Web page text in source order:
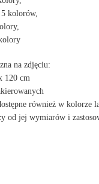
5 kolorów,
na zdjęciu:
120 cm
również w kolorze
od jej wymiarów i